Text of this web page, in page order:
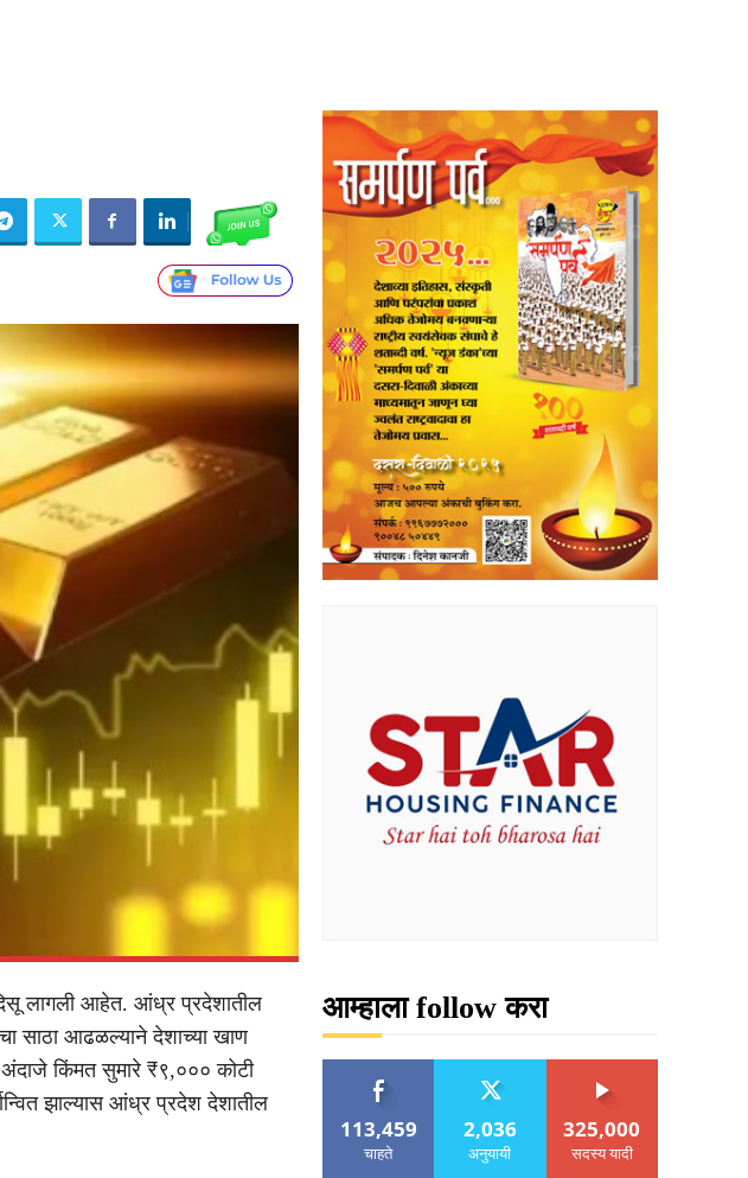
दिसू लागली आहेत. आंध्र प्रदेशातील
साठा आढळल्याने देशाच्या खाण
अंदाजे किंमत सुमारे ₹९,००० कोटी
झाल्यास आंध्र प्रदेश देशातील
आम्हाला follow करा
113,459
चाहते
2,036
अनुयायी
325,000
सदस्य यादी